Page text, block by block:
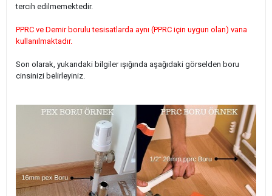
tercih edilmemektedir.
PPRC ve Demir borulu tesisatlarda aynı (PPRC için uygun olan) vana
kullanılmaktadır.
Son olarak, yukarıdaki bilgiler ışığında aşağıdaki görselden boru
cinsinizi belirleyiniz.